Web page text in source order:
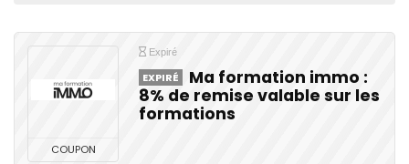
COUPON
Expiré
EXPIRÉ
Ma formation immo :
8% de remise valable sur les
formations